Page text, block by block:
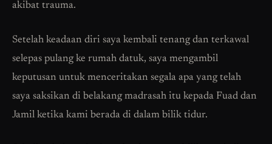
akibat trauma.
Setelah keadaan diri saya kembali tenang dan terkawal
selepas pulang ke rumah datuk, saya mengambil
keputusan untuk menceritakan segala apa yang telah
saya saksikan di belakang madrasah itu kepada Fuad dan
Jamil ketika kami berada di dalam bilik tidur.